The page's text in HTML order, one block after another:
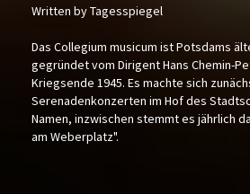
Written by Tagesspiegel
Das Collegium musicum ist Potsdams
gegründet vom Dirigent Hans Chemin-
Kriegsende 1945. Es machte sich
Serenadenkonzerten im Hof des
Namen, inzwischen stemmt es jährlich
am Weberplatz".